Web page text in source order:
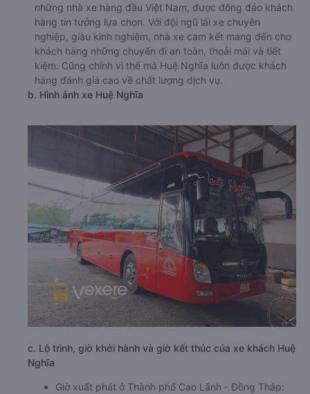
những nhà xe hàng đầu Việt Nam, được đông đảo khách
hàng tin tưởng lựa chọn. Với đội ngũ lái xe chuyên
nghiệp, giàu kinh nghiệm, nhà xe cam kết mang đến cho
khách hàng những chuyến đi an toàn, thoải mái và tiết
kiệm. Cũng chính vì thế mà Huệ Nghĩa luôn được khách
hàng đánh giá cao về chất lượng dịch vụ.
b. Hình ảnh xe Huệ Nghĩa
c. Lộ trình, giờ khởi hành và giờ kết thúc của xe khách Huệ
Nghĩa
Giờ xuất phát ở Thành phố Cao Lãnh - Đồng Tháp: